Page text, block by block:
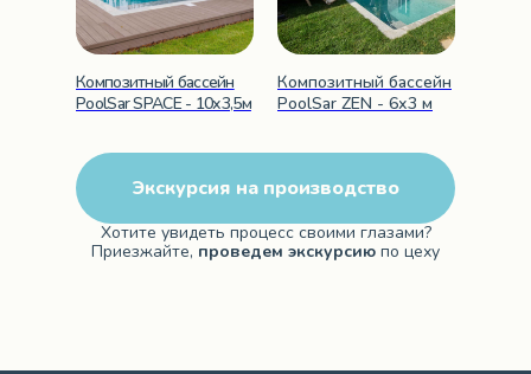
Экскурсия на производство
Хотите увидеть процесс своими глазами?
Приезжайте, проведем экскурсию по цеху
Композитный бассейн
PoolSar SPACE - 10х3,5м
Композитный бассейн
PoolSar ZEN - 6х3 м